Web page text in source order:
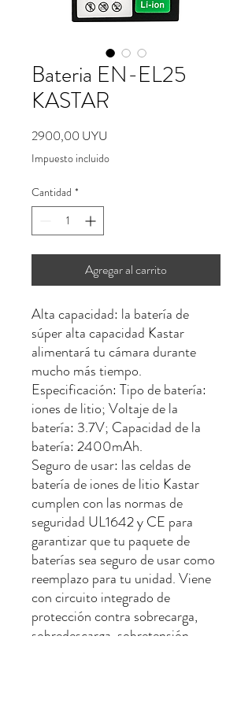
Bateria EN-EL25
KASTAR
2900,00 UYU
Impuesto incluido
Cantidad *
Agregar al carrito
Alta capacidad: la batería de
súper alta capacidad Kastar
alimentará tu cámara durante
mucho más tiempo.
Especificación: Tipo de batería:
iones de litio; Voltaje de la
batería: 3.7V; Capacidad de la
batería: 2400mAh.
Seguro de usar: las celdas de
batería de iones de litio Kastar
cumplen con las normas de
seguridad UL1642 y CE para
garantizar que tu paquete de
baterías sea seguro de usar como
reemplazo para tu unidad. Viene
con circuito integrado de
protección contra sobrecarga,
sobredescarga, sobretensión,